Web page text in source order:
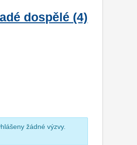
dospělé (4)
žádné výzvy.